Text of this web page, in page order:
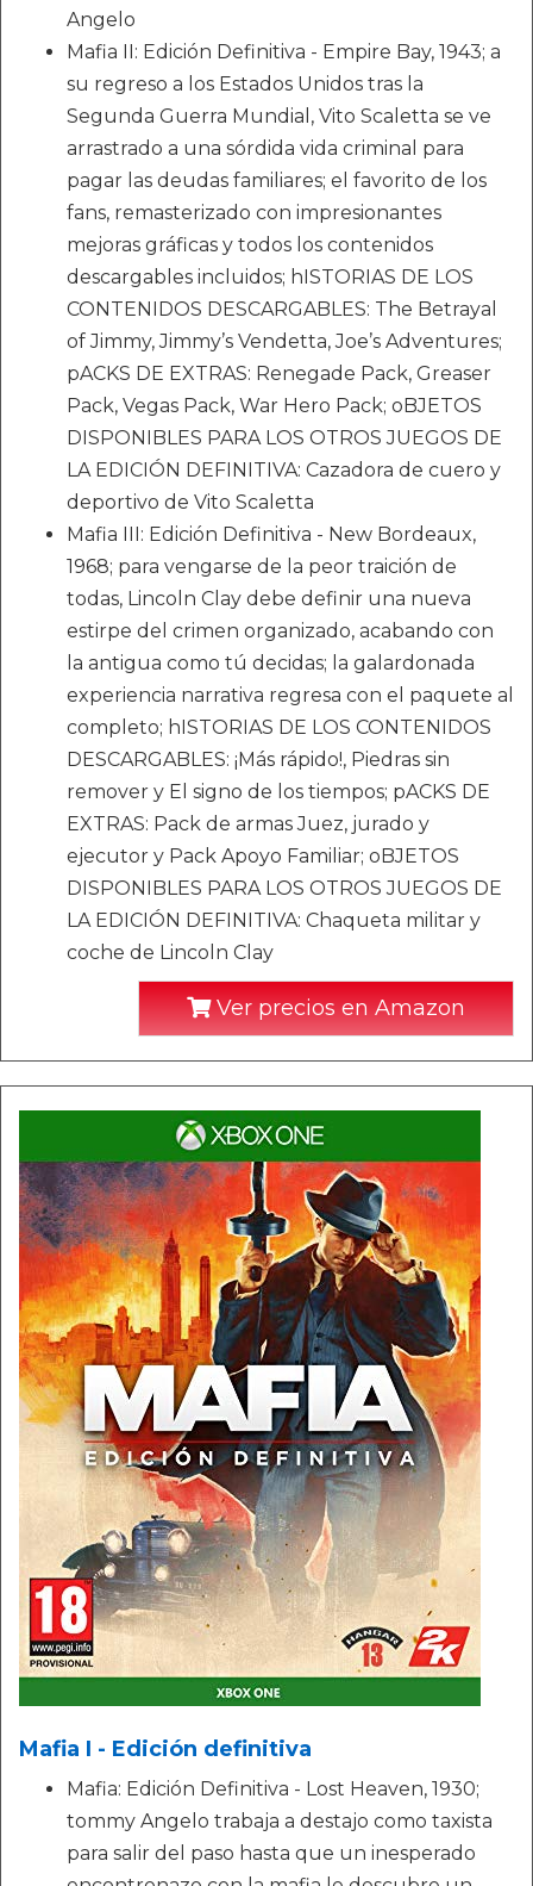
Angelo
Mafia II: Edición Definitiva - Empire Bay, 1943; a
su regreso a los Estados Unidos tras la
Segunda Guerra Mundial, Vito Scaletta se ve
arrastrado a una sórdida vida criminal para
pagar las deudas familiares; el favorito de los
fans, remasterizado con impresionantes
mejoras gráficas y todos los contenidos
descargables incluidos; hISTORIAS DE LOS
CONTENIDOS DESCARGABLES: The Betrayal
of Jimmy, Jimmy’s Vendetta, Joe’s Adventures;
pACKS DE EXTRAS: Renegade Pack, Greaser
Pack, Vegas Pack, War Hero Pack; oBJETOS
DISPONIBLES PARA LOS OTROS JUEGOS DE
LA EDICIÓN DEFINITIVA: Cazadora de cuero y
deportivo de Vito Scaletta
Mafia III: Edición Definitiva - New Bordeaux,
1968; para vengarse de la peor traición de
todas, Lincoln Clay debe definir una nueva
estirpe del crimen organizado, acabando con
la antigua como tú decidas; la galardonada
experiencia narrativa regresa con el paquete al
completo; hISTORIAS DE LOS CONTENIDOS
DESCARGABLES: ¡Más rápido!, Piedras sin
remover y El signo de los tiempos; pACKS DE
EXTRAS: Pack de armas Juez, jurado y
ejecutor y Pack Apoyo Familiar; oBJETOS
DISPONIBLES PARA LOS OTROS JUEGOS DE
LA EDICIÓN DEFINITIVA: Chaqueta militar y
coche de Lincoln Clay
Ver precios en Amazon
Mafia I - Edición definitiva
Mafia: Edición Definitiva - Lost Heaven, 1930;
tommy Angelo trabaja a destajo como taxista
para salir del paso hasta que un inesperado